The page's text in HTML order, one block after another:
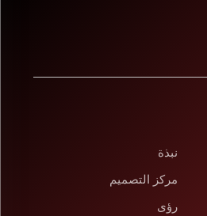
نبذة
مركز التصميم
رؤى